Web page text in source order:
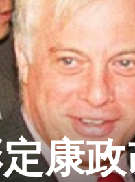
康